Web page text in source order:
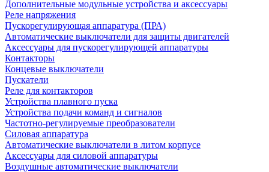
Дополнительные модульные устройства и аксессуары
Реле напряжения
Пускорегулирующая аппаратура (ПРА)
Автоматические выключатели для защиты двигателей
Аксессуары для пускорегулирующей аппаратуры
Контакторы
Концевые выключатели
Пускатели
Реле для контакторов
Устройства плавного пуска
Устройства подачи команд и сигналов
Частотно-регулируемые преобразователи
Силовая аппаратура
Автоматические выключатели в литом корпусе
Аксессуары для силовой аппаратуры
Воздушные автоматические выключатели